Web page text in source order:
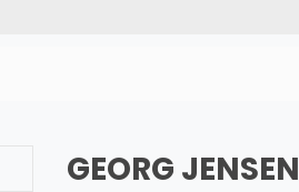
GEORG JENSEN